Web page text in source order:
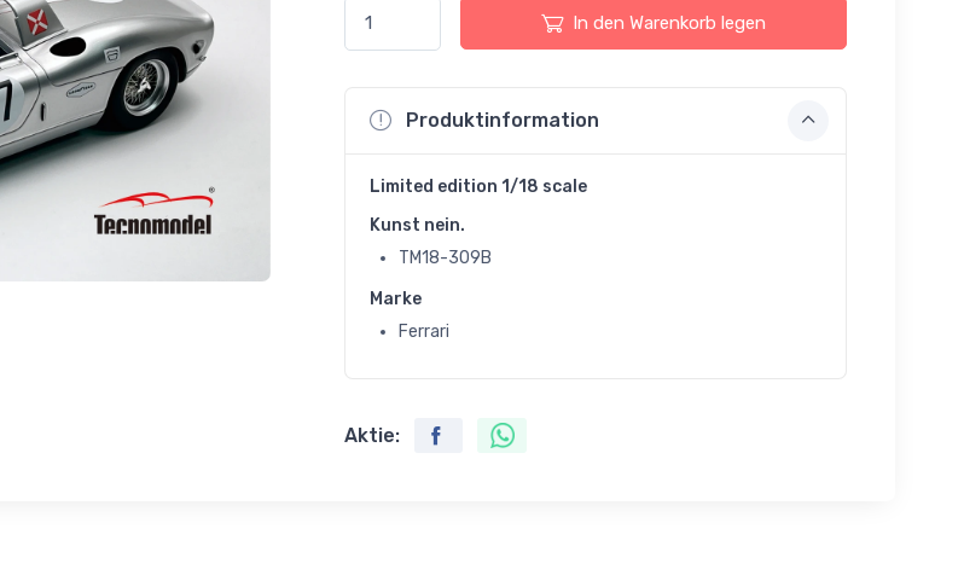
In den Warenkorb legen
Produktinformation
Limited edition 1/18 scale
Kunst nein.
TM18-309B
Marke
Ferrari
Aktie: